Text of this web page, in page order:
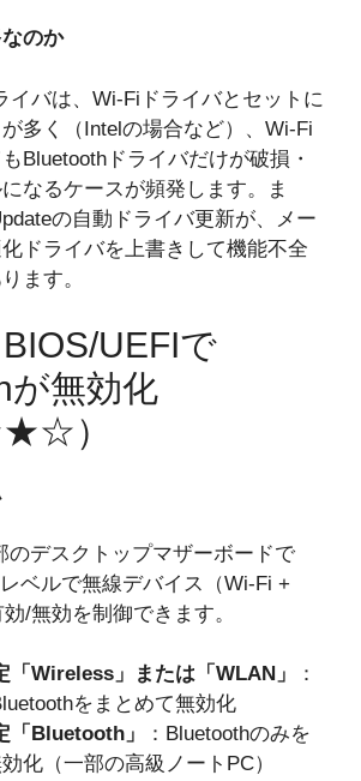
のか
イバは、Wi-Fiドライバとセットに
多く（Intelの場合など）、Wi-Fi
Bluetoothドライバだけが破損・
なるケースが頻発します。ま
の自動ドライバ更新が、メー
ドライバを上書きして機能不全
ます。
UEFIで
が無効化
）
のデスクトップマザーボードで
ベルで無線デバイス（Wi-Fi +
/無効を制御できます。
「Wireless」または「WLAN」
：
をまとめて無効化
「Bluetooth」
：Bluetoothのみを
化（一部の高級ノートPC）